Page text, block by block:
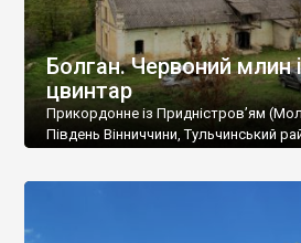
Болган. Червоний млин
цвинтар
Прикордонне із Придністров’ям
Південь Вінниччини, Тульчинський
старовинний цвинтар із кам’яними
збереглися, написані кирилицею,
мовою. За всіма традиційними